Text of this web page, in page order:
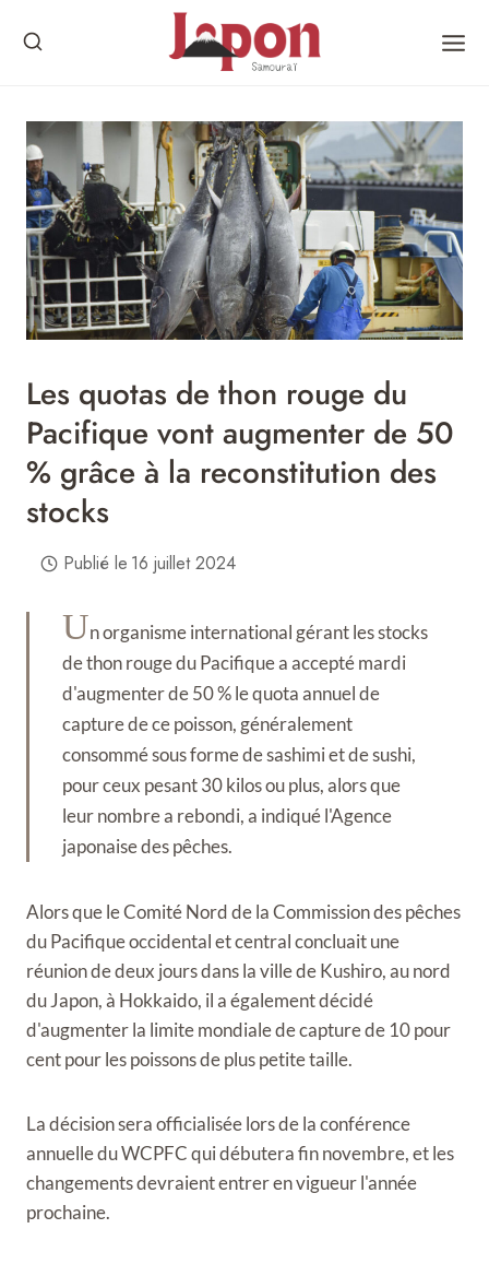
Les quotas de thon rouge du
Pacifique vont augmenter de 50
% grâce à la reconstitution des
stocks
Publié le 16 juillet 2024
Un organisme international gérant les stocks
de thon rouge du Pacifique a accepté mardi
d'augmenter de 50 % le quota annuel de
capture de ce poisson, généralement
consommé sous forme de sashimi et de sushi,
pour ceux pesant 30 kilos ou plus, alors que
leur nombre a rebondi, a indiqué l'Agence
japonaise des pêches.
Alors que le Comité Nord de la Commission des pêches
du Pacifique occidental et central concluait une
réunion de deux jours dans la ville de Kushiro, au nord
du Japon, à Hokkaido, il a également décidé
d'augmenter la limite mondiale de capture de 10 pour
cent pour les poissons de plus petite taille.
La décision sera officialisée lors de la conférence
annuelle du WCPFC qui débutera fin novembre, et les
changements devraient entrer en vigueur l'année
prochaine.